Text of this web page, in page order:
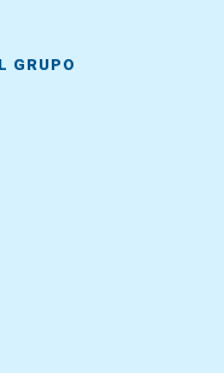
GRUPO